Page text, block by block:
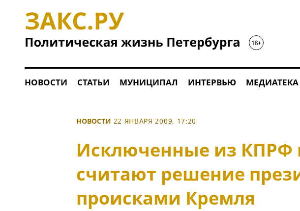
НОВОСТИ СТАТЬИ МУНИЦИПАЛ ИНТЕРВЬЮ МЕДИАТЕКА
НОВОСТИ 22 ЯНВАРЯ 2009, 17:20
Исключенные из КПРФ
считают решение
происками Кремля